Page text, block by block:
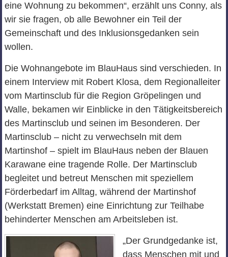
eine Wohnung zu bekommen“, erzählt uns Conny, als
wir sie fragen, ob alle Bewohner ein Teil der
Gemeinschaft und des Inklusionsgedanken sein
wollen.
Die Wohnangebote im BlauHaus sind verschieden. In
einem Interview mit Robert Klosa, dem Regionalleiter
vom Martinsclub für die Region Gröpelingen und
Walle, bekamen wir Einblicke in den Tätigkeitsbereich
des Martinsclub und seinen im Besonderen. Der
Martinsclub – nicht zu verwechseln mit dem
Martinshof – spielt im BlauHaus neben der Blauen
Karawane eine tragende Rolle. Der Martinsclub
begleitet und betreut Menschen mit speziellem
Förderbedarf im Alltag, während der Martinshof
(Werkstatt Bremen) eine Einrichtung zur Teilhabe
behinderter Menschen am Arbeitsleben ist.
„Der Grundgedanke ist,
dass Menschen mit und